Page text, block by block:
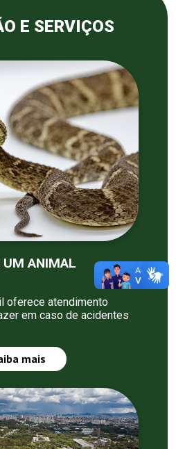
E SERVIÇOS
UM ANIMAL
oferece atendimento
em caso de acidentes
mais